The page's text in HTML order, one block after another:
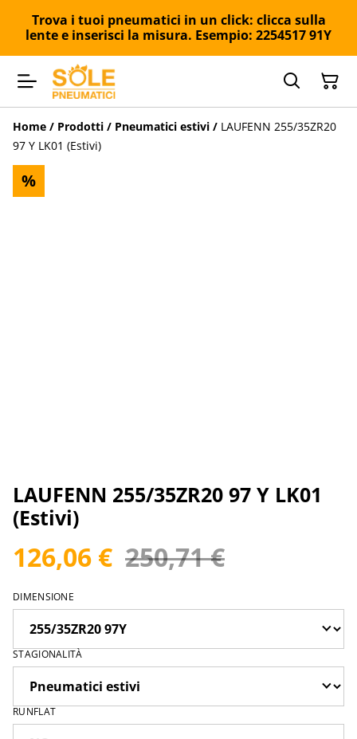
Trova i tuoi pneumatici in un click: clicca sulla
lente e inserisci la misura. Esempio: 2254517 91Y
Home / Prodotti / Pneumatici estivi / LAUFENN 255/35ZR20
97 Y LK01 (Estivi)
%
LAUFENN 255/35ZR20 97 Y LK01
(Estivi)
126,06 € 250,71 €
DIMENSIONE
STAGIONALITÀ
RUNFLAT